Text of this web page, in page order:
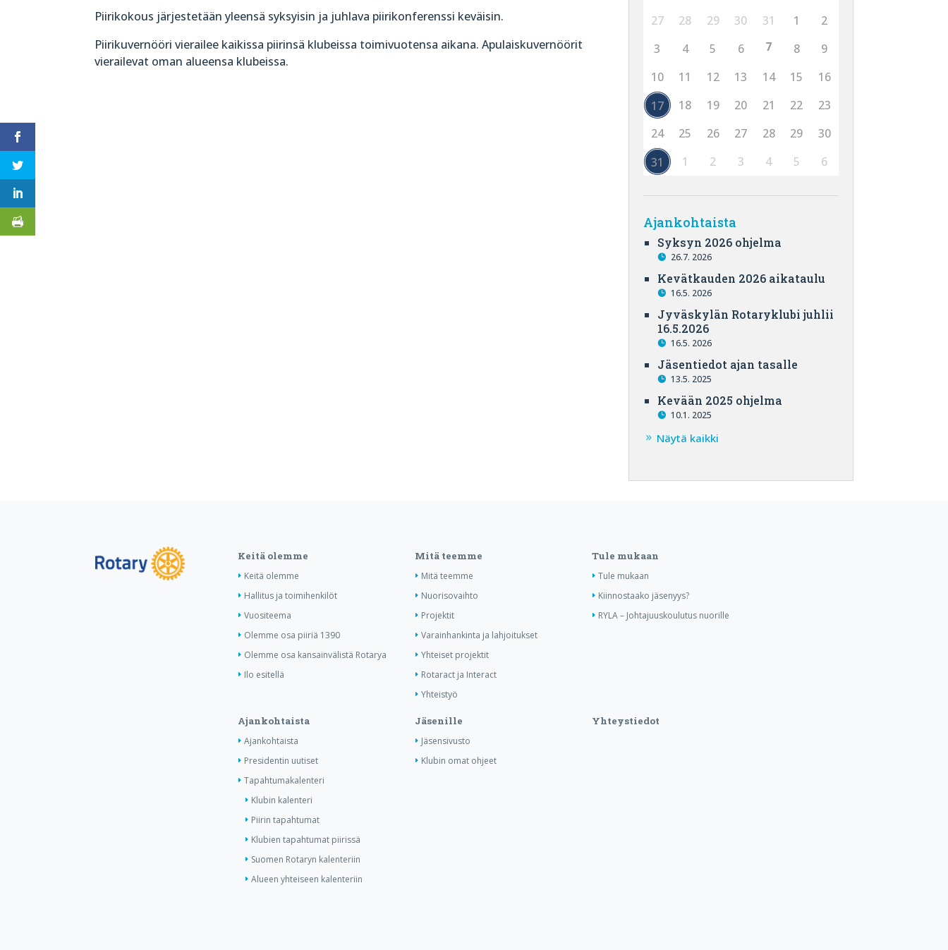
Piirikokous järjestetään yleensä syksyisin ja juhlava piirikonferenssi keväisin.
Piirikuvernööri vierailee kaikissa piirinsä klubeissa toimivuotensa aikana. Apulaiskuvernöörit
vierailevat oman alueensa klubeissa.
27
28 29 30 31 1
2
3
4 5 6 7 8
9
10
11 12 13 14 15
16
17
18 19 20 21 22
23
24
25 26 27 28 29
30
31
1 2 3 4 5 6
Ajankohtaista
Syksyn 2026 ohjelma
26.7. 2026
Kevätkauden 2026 aikataulu
16.5. 2026
Jyväskylän Rotaryklubi juhlii
16.5.2026
16.5. 2026
Jäsentiedot ajan tasalle
13.5. 2025
Kevään 2025 ohjelma
10.1. 2025
Näytä kaikki
Keitä olemme
Keitä olemme
Hallitus ja toimihenkilöt
Vuositeema
Olemme osa piiriä 1390
Olemme osa kansainvälistä Rotarya
Ilo esitellä
Mitä teemme
Mitä teemme
Nuorisovaihto
Projektit
Varainhankinta ja lahjoitukset
Yhteiset projektit
Rotaract ja Interact
Yhteistyö
Tule mukaan
Tule mukaan
Kiinnostaako jäsenyys?
RYLA – Johtajuuskoulutus nuorille
Ajankohtaista
Ajankohtaista
Presidentin uutiset
Tapahtumakalenteri
Klubin kalenteri
Piirin tapahtumat
Klubien tapahtumat piirissä
Suomen Rotaryn kalenteriin
Alueen yhteiseen kalenteriin
Jäsenille
Jäsensivusto
Klubin omat ohjeet
Yhteystiedot